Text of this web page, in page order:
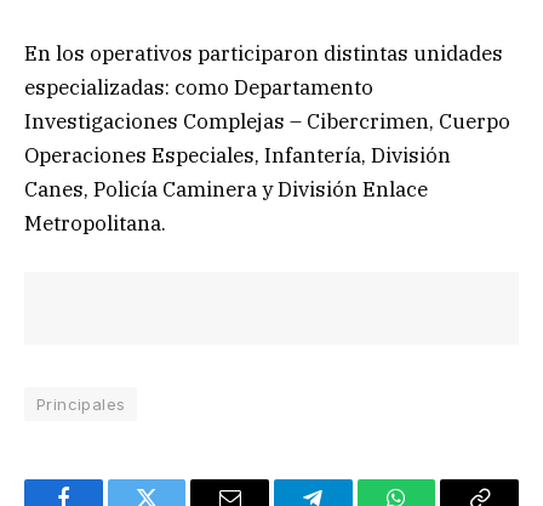
En los operativos participaron distintas unidades
especializadas: como Departamento
Investigaciones Complejas – Cibercrimen, Cuerpo
Operaciones Especiales, Infantería, División
Canes, Policía Caminera y División Enlace
Metropolitana.
Principales